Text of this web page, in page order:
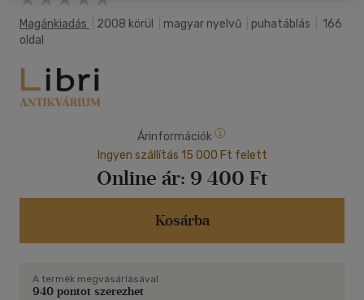
Magánkiadás 2008 körül magyar nyelvű puhatáblás
166
oldal
Árinformációk
Ingyen szállítás 15 000 Ft felett
Online ár: 9 400 Ft
Kosárba
A termék megvásárlásával
940 pontot szerezhet